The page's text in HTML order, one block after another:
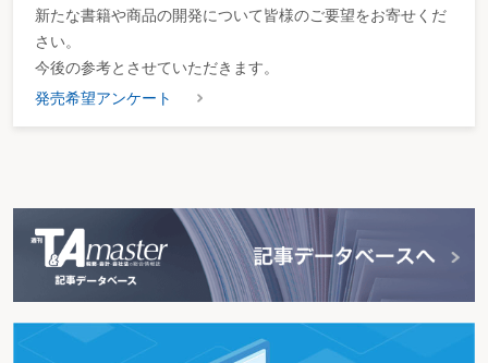
新たな書籍や商品の開発について皆様のご要望をお寄せくだ
さい。
今後の参考とさせていただきます。
発売希望アンケート